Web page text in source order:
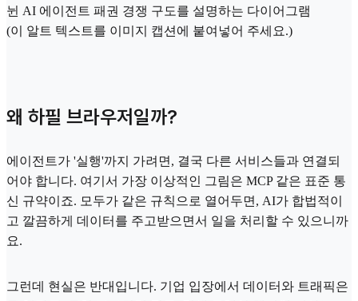
뉜 AI 에이전트 패권 경쟁 구도를 설명하는 다이어그램
(이 알트 텍스트를 이미지 캡션에 붙여넣어 주세요.)
왜 하필 브라우저일까?
에이전트가 '실행'까지 가려면, 결국 다른 서비스들과 연결되
어야 합니다. 여기서 가장 이상적인 그림은 MCP 같은 표준 통
신 규약이죠. 모두가 같은 규칙으로 열어두면, AI가 합법적이
고 깔끔하게 데이터를 주고받으면서 일을 처리할 수 있으니까
요.
그런데 현실은 반대입니다. 기업 입장에서 데이터와 트래픽은